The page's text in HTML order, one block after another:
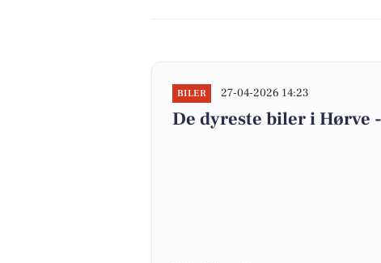
BILER 27-04-2026 14:23
De dyreste biler i Hørve